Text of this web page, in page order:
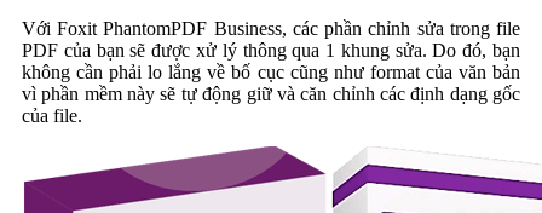
Với Foxit PhantomPDF Business, các phần chỉnh sửa trong file
PDF của bạn sẽ được xử lý thông qua 1 khung sửa. Do đó, bạn
không cần phải lo lắng về bố cục cũng như format của văn bản
vì phần mềm này sẽ tự động giữ và căn chỉnh các định dạng gốc
của file.